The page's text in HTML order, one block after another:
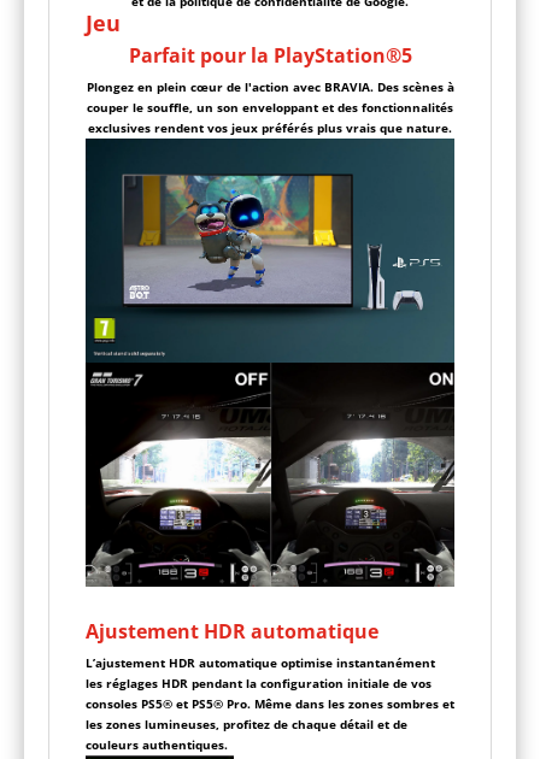
Jeu
Parfait pour la PlayStation®5
Plongez en plein cœur de l'action avec BRAVIA. Des scènes à
couper le souffle, un son enveloppant et des fonctionnalités
exclusives rendent vos jeux préférés plus vrais que nature.
Ajustement HDR automatique
L’ajustement HDR automatique optimise instantanément
les réglages HDR pendant la configuration initiale de vos
consoles PS5® et PS5® Pro. Même dans les zones sombres et
les zones lumineuses, profitez de chaque détail et de
couleurs authentiques.